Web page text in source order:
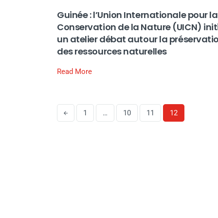
Guinée : l’Union Internationale pour la
Conservation de la Nature (UICN)
un atelier débat autour la
des ressources naturelles
Read More
1 … 10 11 12